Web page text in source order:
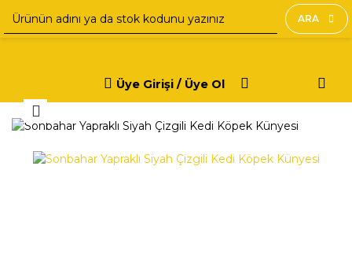
ARA
Üye Girişi / Üye Ol